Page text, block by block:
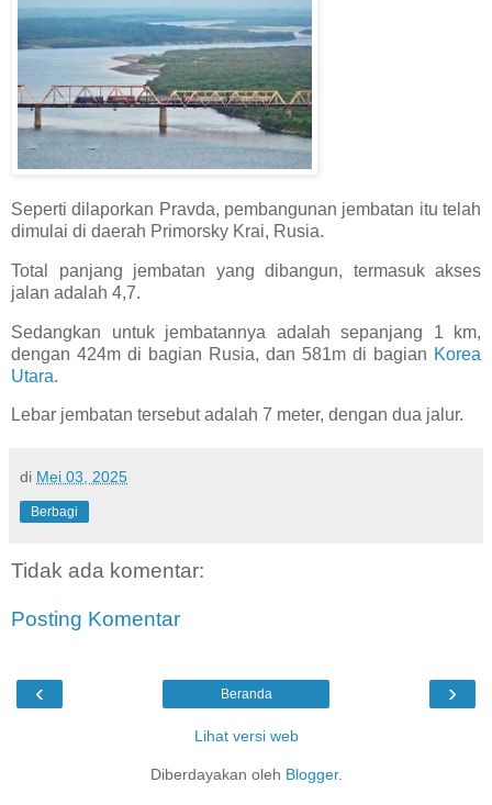
Seperti dilaporkan Pravda, pembangunan jembatan itu telah
dimulai di daerah Primorsky Krai, Rusia.
Total panjang jembatan yang dibangun, termasuk akses
jalan adalah 4,7.
Sedangkan untuk jembatannya adalah sepanjang 1 km,
dengan 424m di bagian Rusia, dan 581m di bagian Korea
Utara.
Lebar jembatan tersebut adalah 7 meter, dengan dua jalur.
di Mei 03, 2025
Berbagi
Tidak ada komentar:
Posting Komentar
‹ ›
Beranda
Lihat versi web
Diberdayakan oleh Blogger.